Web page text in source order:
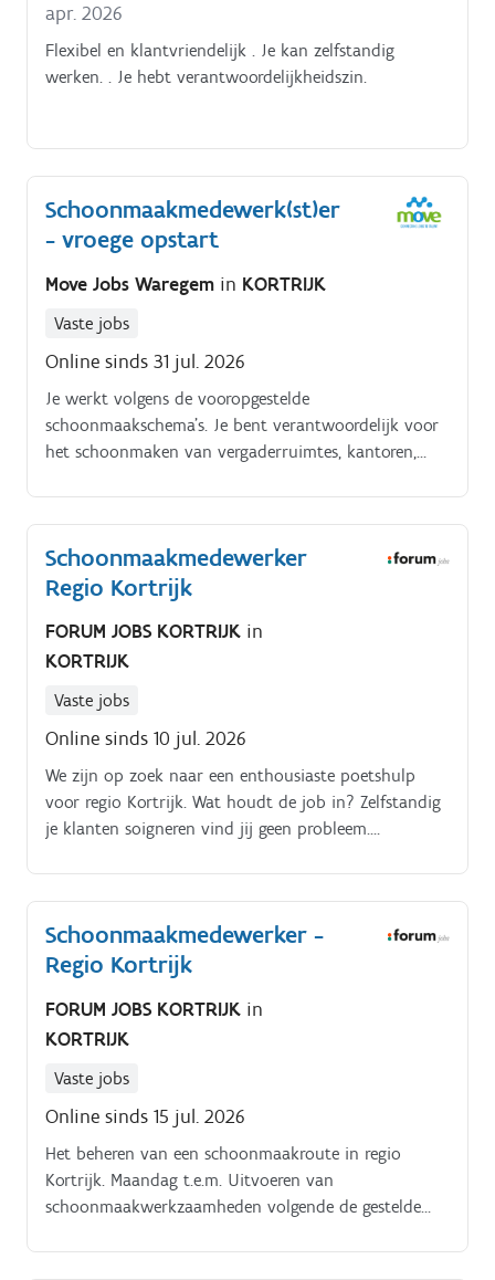
apr. 2026
Flexibel en klantvriendelijk . Je kan zelfstandig
werken. . Je hebt verantwoordelijkheidszin.
Schoonmaakmedewerk(st)er
- vroege opstart
Move Jobs Waregem in KORTRIJK
Vaste jobs
Online sinds 31 jul. 2026
Je werkt volgens de vooropgestelde
schoonmaakschema's. Je bent verantwoordelijk voor
het schoonmaken van vergaderruimtes, kantoren,
Schoonmaakmedewerker
Regio Kortrijk
FORUM JOBS KORTRIJK in
KORTRIJK
Vaste jobs
Online sinds 10 jul. 2026
We zijn op zoek naar een enthousiaste poetshulp
voor regio Kortrijk. Wat houdt de job in? Zelfstandig
je klanten soigneren vind jij geen probleem.
Schoonmaakmedewerker -
Regio Kortrijk
FORUM JOBS KORTRIJK in
KORTRIJK
Vaste jobs
Online sinds 15 jul. 2026
Het beheren van een schoonmaakroute in regio
Kortrijk. Maandag t.e.m. Uitvoeren van
schoonmaakwerkzaamheden volgende de gestelde
hygiënische werkomgeving.